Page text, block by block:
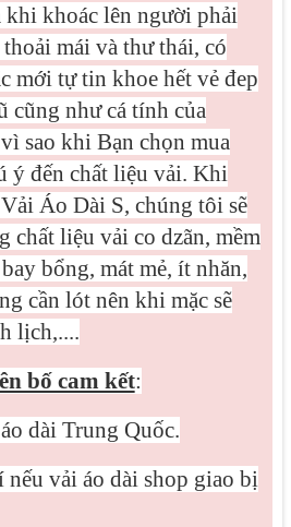
khi khoác lên người phải
mái và thư thái, có
mới tự tin khoe hết vẻ đep
cũng như cá tính của
sao khi Bạn chọn mua
ý đến chất liệu vải. Khi
Áo Dài S, chúng tôi sẽ
chất liệu vải co dzãn, mềm
bổng, mát mẻ, ít nhăn,
cần lót nên khi mặc sẽ
lịch,....
bố cam kết:
dài Trung Quốc.
vải áo dài shop giao bị